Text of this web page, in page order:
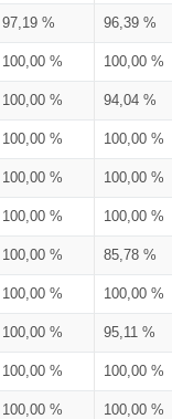
97,19 % 96,39 %
100,00 % 100,00 %
100,00 % 94,04 %
100,00 % 100,00 %
100,00 % 100,00 %
100,00 % 100,00 %
100,00 % 85,78 %
100,00 % 100,00 %
100,00 % 95,11 %
100,00 % 100,00 %
100,00 % 100,00 %